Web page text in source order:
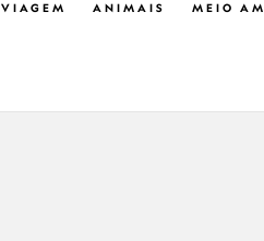
VIAGEM ANIMAIS MEIO